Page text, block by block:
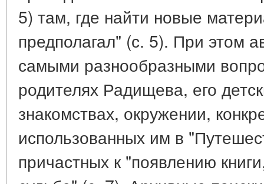
5) там, где найти новые
предполагал" (с. 5). При этом
самыми разнообразными
родителях Радищева, его
знакомствах, окружении,
использованных им в
причастных к "появлению